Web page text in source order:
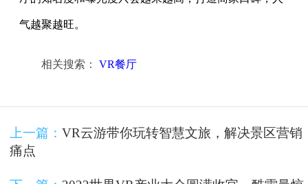
气越聚越旺。
相关搜索： VR餐厅
上一篇： VR云游带你玩转智慧文旅，解决景区营销
痛点